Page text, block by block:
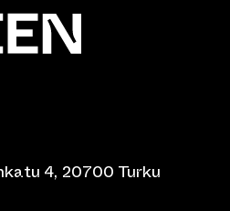
4, 20700 Turku